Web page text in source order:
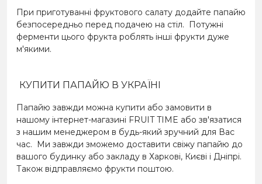
При приготуванні фруктового салату додайте папайю
безпосередньо перед подачею на стіл.
Потужні
ферменти цього фрукта роблять інші фрукти дуже
м'якими.
КУПИТИ ПАПАЙЮ В УКРАЇНІ
Папайю завжди можна купити або замовити в
нашому інтернет-магазині FRUIT TIME або зв'язатися
з нашим менеджером в будь-який зручний для Вас
час.
Ми завжди зможемо доставити свіжу папайю до
вашого будинку або закладу в Харкові, Києві і Дніпрі.
Також відправляємо фрукти поштою.